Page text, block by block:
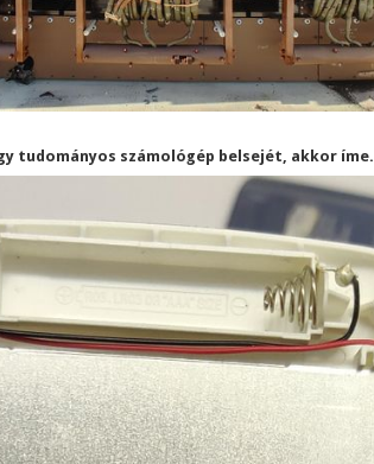
tudományos számológép belsejét, akkor íme.